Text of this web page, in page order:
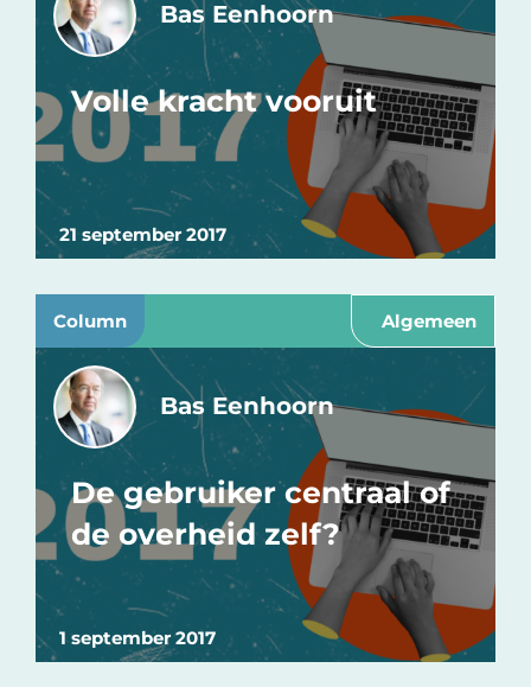
21 september 2017
Bas Eenhoorn
Volle kracht vooruit
Column Algemeen
1 september 2017
Bas Eenhoorn
De gebruiker centraal of
de overheid zelf?